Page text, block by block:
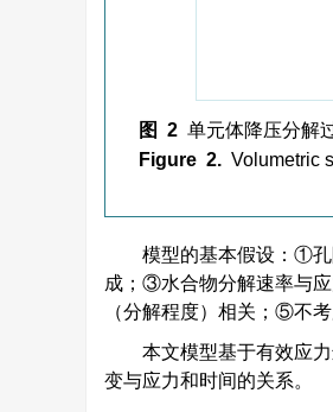
图 2 单元体降压分解
Figure 2. Volumetric
模型的基本假设：①
成；③水合物分解速率与
（分解程度）相关；⑤不
本文模型基于有效应
变与应力和时间的关系。